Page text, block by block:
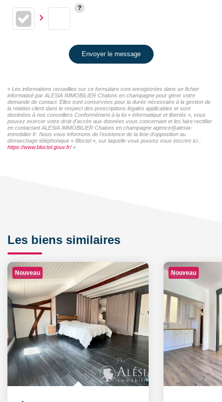
Envoyer le message
« Les informations recueillies sur ce formulaire sont enregistrées dans un fichier
informatisé par ALESIA IMMOBILIER Chalons en champagne pour gérer votre
demande de contact. Elles sont conservées pour la durée nécessaire à la gestion de
la relation client dans le respect des prescriptions légales applicables et sont
destinées à nos conseillers Conformément à la loi « informatique et libertés », vous
pouvez exercer votre droit d'accès aux données vous concernant et les faire rectifier
en contactant ALESIA IMMOBILIER Chalons en champagne agence@alesia-
immobilier.fr. Nous vous informons de l'existence de la liste d'opposition au
démarchage téléphonique « Bloctel », sur laquelle vous pouvez vous inscrire ici :
https://www.bloctel.gouv.fr/»
Les biens similaires
Nouveau Nouveau